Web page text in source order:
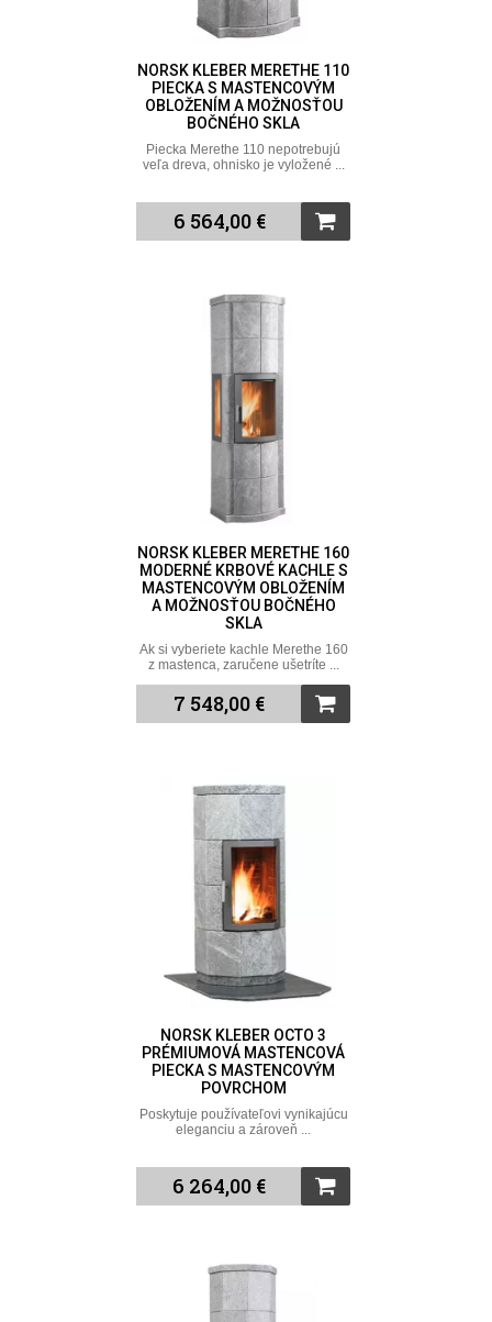
NORSK KLEBER MERETHE 110
PIECKA S MASTENCOVÝM
OBLOŽENÍM A MOŽNOSŤOU
BOČNÉHO SKLA
Piecka Merethe 110 nepotrebujú
veľa dreva, ohnisko je vyložené ...
6 564,00 €
NORSK KLEBER MERETHE 160
MODERNÉ KRBOVÉ KACHLE S
MASTENCOVÝM OBLOŽENÍM
A MOŽNOSŤOU BOČNÉHO
SKLA
Ak si vyberiete kachle Merethe 160
z mastenca, zaručene ušetríte ...
7 548,00 €
NORSK KLEBER OCTO 3
PRÉMIUMOVÁ MASTENCOVÁ
PIECKA S MASTENCOVÝM
POVRCHOM
Poskytuje používateľovi vynikajúcu
eleganciu a zároveň ...
6 264,00 €